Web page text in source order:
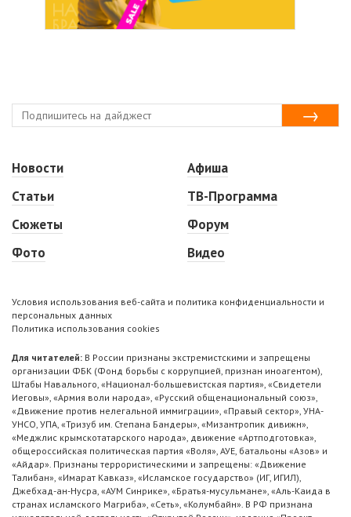
Новости
Статьи
Сюжеты
Фото
Афиша
ТВ-Программа
Форум
Видео
Условия использования веб-сайта и политика конфиденциальности и
персональных данных
Политика использования cookies
Для читателей: В России признаны экстремистскими и запрещены
организации ФБК (Фонд борьбы с коррупцией, признан иноагентом),
Штабы Навального, «Национал-большевистская партия», «Свидетели
Иеговы», «Армия воли народа», «Русский общенациональный союз»,
«Движение против нелегальной иммиграции», «Правый сектор», УНА-
УНСО, УПА, «Тризуб им. Степана Бандеры», «Мизантропик дивижн»,
«Меджлис крымскотатарского народа», движение «Артподготовка»,
общероссийская политическая партия «Воля», АУЕ, батальоны «Азов» и
«Айдар». Признаны террористическими и запрещены: «Движение
Талибан», «Имарат Кавказ», «Исламское государство» (ИГ, ИГИЛ),
Джебхад-ан-Нусра, «АУМ Синрике», «Братья-мусульмане», «Аль-Каида в
странах исламского Магриба», «Сеть», «Колумбайн». В РФ признана